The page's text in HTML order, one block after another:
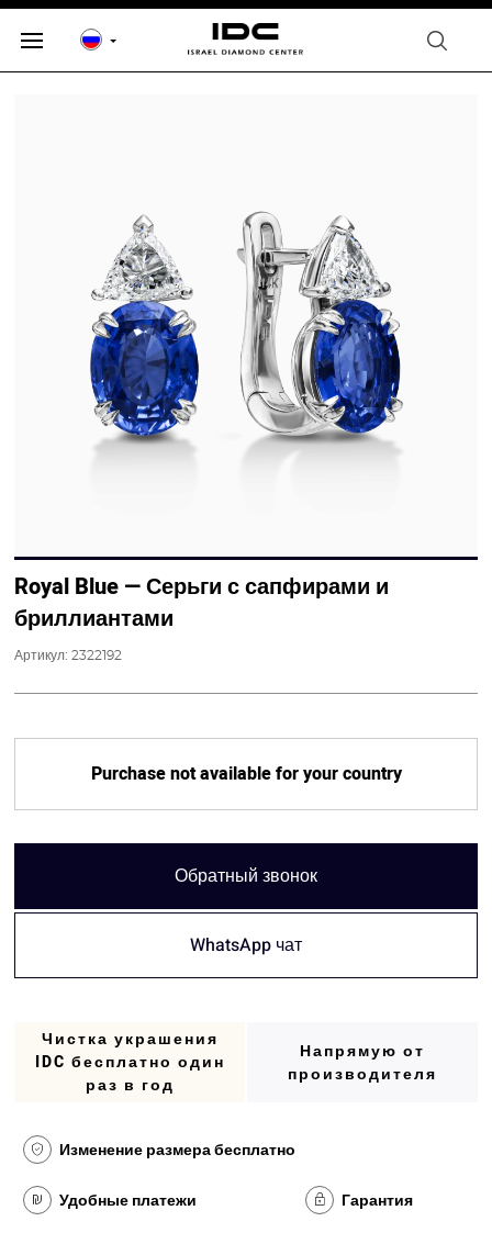
Royal Blue — Серьги с сапфирами и
бриллиантами
Артикул:2322192
Purchase not available for your country
Обратный звонок
WhatsApp чат
Чистка украшения
IDC бесплатно один
раз в год
Напрямую от
производителя
Изменение размера бесплатно
Удобные платежи Гарантия